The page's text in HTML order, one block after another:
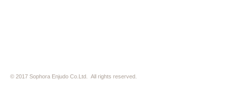
© 2017 Sophora Enjudo Co.Ltd. All rights reserved.